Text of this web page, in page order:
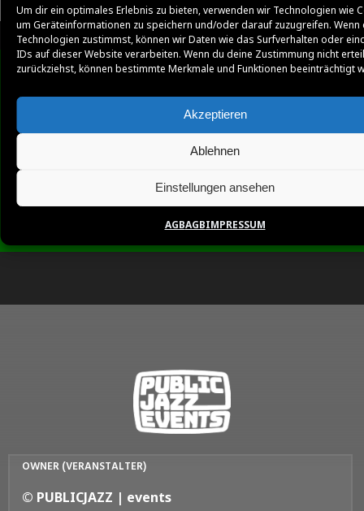
Um dir ein optimales Erlebnis zu bieten, verwenden wir Technologien wie
um Geräteinformationen zu speichern und/oder darauf zuzugreifen. Wenn
Technologien zustimmst, können wir Daten wie das Surfverhalten oder
IDs auf dieser Website verarbeiten. Wenn du deine Zustimmung nicht
zurückziehst, können bestimmte Merkmale und Funktionen beeinträchtigt
Akzeptieren
Ablehnen
Einstellungen ansehen
AGBAGBIMPRESSUM
OWNER (VERANSTALTER)
© PUBLICJAZZ | events